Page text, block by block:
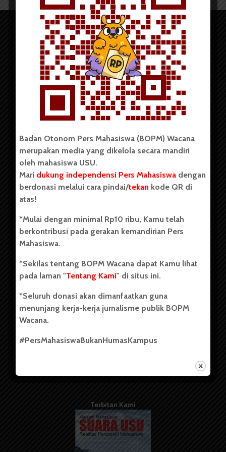
Copyright © 2023. All rights reserved BOPM WACANA.
Badan Otonom Pers Mahasiswa (BOPM) Wacana merupakan
pers mahasiswa yang berdiri di luar kampus dan dikelola
secara mandiri oleh mahasiswa Universitas Sumatera Utara
(USU). Sebelumnya BOPM Wacana merupakan salah satu
Unit Kegiatan Mahasiswa (UKM) di Universitas Sumatera
berdiri pada 1 Juli 1995.
Kontribusi
Info Iklan
Pedoman Media Siber
Kode Etik Jurnalistik
Terbitan Kami
Badan Otonom Pers Mahasiswa (BOPM) Wacana
merupakan media yang dikelola secara mandiri
oleh mahasiswa USU.
Mari dukung independensi Pers Mahasiswa dengan
berdonasi melalui cara pindai/tekan kode QR di
atas!
*Mulai dengan minimal Rp10 ribu, Kamu telah
berkontribusi pada gerakan kemandirian Pers
Mahasiswa.
*Sekilas tentang BOPM Wacana dapat Kamu lihat
pada laman "Tentang Kami" di situs ini.
*Seluruh donasi akan dimanfaatkan guna
menunjang kerja-kerja jurnalisme publik BOPM
Wacana.
#PersMahasiswaBukanHumasKampus